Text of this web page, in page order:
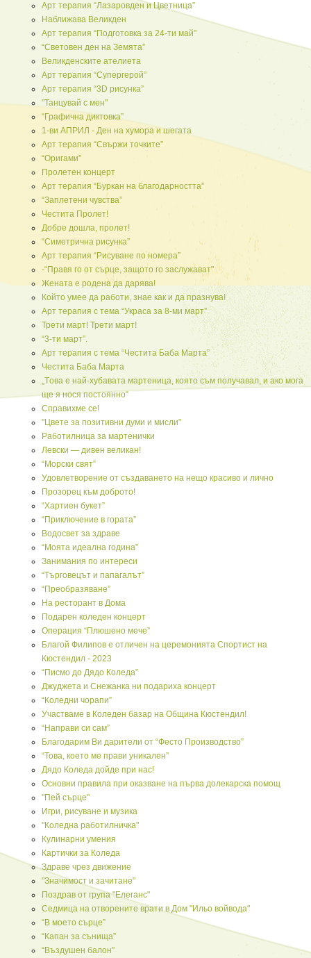
Арт терапия “Лазаровден и Цветница”
Наближава Великден
Арт терапия “Подготовка за 24-ти май”
“Световен ден на Земята”
Великденските ателиета
Арт терапия “Супергерой”
Арт терапия “3D рисунка”
"Танцувай с мен"
“Графична диктовка”
1-ви АПРИЛ - Ден на хумора и шегата
Арт терапия “Свържи точките”
“Оригами”
Пролетен концерт
Арт терапия “Буркан на благодарността”
“Заплетени чувства”
Честита Пролет!
Добре дошла, пролет!
“Симетрична рисунка”
Арт терапия “Рисуване по номера”
-“Правя го от сърце, защото го заслужават"
Жената е родена да дарява!
Който умее да работи, знае как и да празнува!
Арт терапия с тема “Украса за 8-ми март”
Трети март! Трети март!
“3-ти март”.
Арт терапия с тема “Честита Баба Марта”
Честита Баба Марта
„Tова е най-хубавата мартеница, която съм получавал, и ако мога
ще я нося постоянно“
Справихме се!
"Цвете за позитивни думи и мисли"
Работилница за мартенички
Левски — дивен великан!
“Морски свят”
Удовлетворение от създаването на нещо красиво и лично
Прозорец към доброто!
“Хартиен букет”
“Приключение в гората”
Водосвет за здраве
“Моята идеална година”
Занимания по интереси
“Търговецът и папагалът”
“Преобразяване”
На ресторант в Дома
Подарен коледен концерт
Операция “Плюшено мече”
Благой Филипов е отличен на церемонията Спортист на
Кюстендил - 2023
“Писмо до Дядо Коледа”
Джуджета и Снежанка ни подариха концерт
“Коледни чорапи”
Участваме в Коледен базар на Община Кюстендил!
“Направи си сам”
Благодарим Ви дарители от “Фесто Производство”
“Това, което ме прави уникален”
Дядо Коледа дойде при нас!
Основни правила при оказване на първа долекарска помощ
"Пей сърце"
Игри, рисуване и музика
"Коледна работилничка"
Кулинарни умения
Картички за Коледа
Здраве чрез движение
"Значимост и зачитане"
Поздрав от група "Елеганс"
Седмица на отворените врати в Дом "Ильо войвода"
“В моето сърце”
“Капан за сънища”
“Въздушен балон”